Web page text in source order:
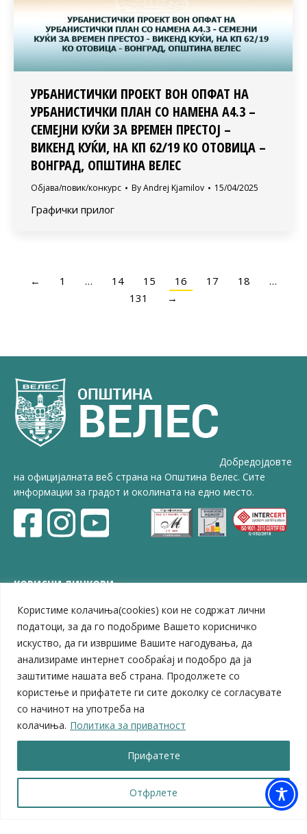
Користиме колачиња(cookies) кои не содржат лични
податоци, за да го подобриме Вашето корисничко
искуство, да ги извршиме Вашите нагодувања, да
анализираме интернет сообраќај и подобро да ја
заштитиме нашата веб страна. Продолжете со
користење и прифатете ги сите доколку се согласувате
со начинот на употреба на
колачиња. Политика за приватност
Отфрлете
Прифатете
УРБАНИСТИЧКИ ПРОЕКТ ВОН ОПФАТ НА
УРБАНИСТИЧКИ ПЛАН СО НАМЕНА А4.3 –
СЕМЕЈНИ КУЌИ ЗА ВРЕМЕН ПРЕСТОЈ –
ВИКЕНД КУЌИ, НА КП 62/19 КО ОТОВИЦА –
ВОНГРАД, ОПШТИНА ВЕЛЕС
Објава/повик/конкурс ByAndrej Kjamilov 15/04/2025
Графички прилог
← 1 … 14 15 16 17 18
…
131
→
Добредојдовте
на официјалната веб страна на Општина Велес. Сите
информации за градот и околината на едно место.
КОРИСНИ ЛИНКОВИ
ЗЕЛС – Заедница на единиците на локална самоуправа
Центар за развој на Вардарски плански регион
Јавно комунално претпријатие „Дервен“
ЈПССО „Парк – спорт и паркинзи“
ЛУ „Народен Музеј“
Влада на Република Северна Македонија
Собрание на Република Северна Македонија
Министерство за финансии
Министерство за транспорт
Министерство за локална самоуправа
Министерство за дигитална трансформација
Министерство за јавна администрација
Министерство за образование и наука